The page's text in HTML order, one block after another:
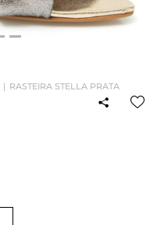
RASTEIRA STELLA PRATA